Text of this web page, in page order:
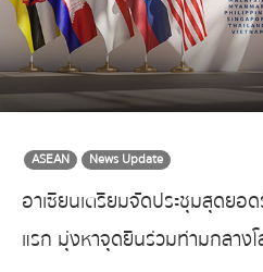
ASEAN News Update
อาเซียนเตรียมจัดประชุมสุดยอ
แรก มุ่งหาจุดยืนร่วมท่ามกลาง